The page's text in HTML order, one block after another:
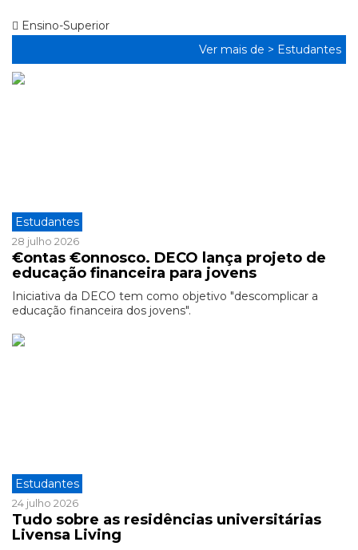
Ensino-Superior
Ver mais de > Estudantes
Estudantes
28 julho 2026
€ontas €onnosco. DECO lança projeto de
educação financeira para jovens
Iniciativa da DECO tem como objetivo "descomplicar a
educação financeira dos jovens".
Estudantes
24 julho 2026
Tudo sobre as residências universitárias
Livensa Living